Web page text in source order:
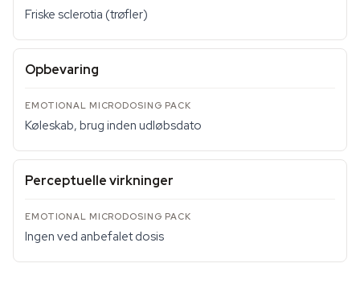
Friske sclerotia (trøfler)
Opbevaring
Køleskab, brug inden udløbsdato
Perceptuelle virkninger
Ingen ved anbefalet dosis